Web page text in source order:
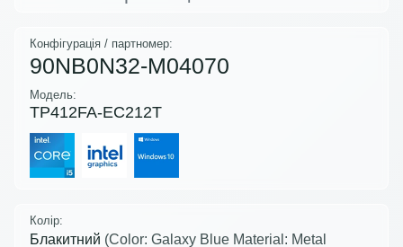
Конфігурація / партномер:
90NB0N32-M04070
Модель:
TP412FA-EC212T
Колір:
Блакитний (Color: Galaxy Blue Material: Metal